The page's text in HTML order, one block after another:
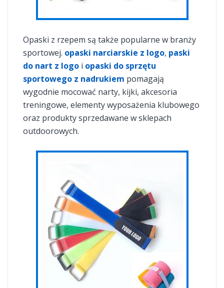
Opaski z rzepem są także popularne w branży
sportowej. opaski narciarskie z logo, paski
do nart z logo i opaski do sprzętu
sportowego z nadrukiem pomagają
wygodnie mocować narty, kijki, akcesoria
treningowe, elementy wyposażenia klubowego
oraz produkty sprzedawane w sklepach
outdoorowych.